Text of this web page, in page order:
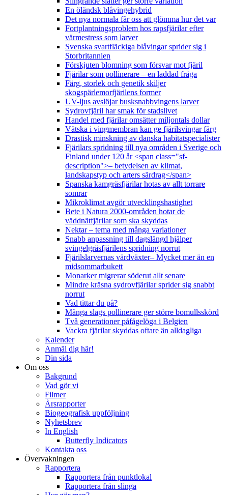
En öländsk blåvingehybrid
Det nya normala får oss att glömma hur det var
Fortplantningsproblem hos rapsfjärilar efter
värmestress som larver
Svenska svartfläckiga blåvingar sprider sig i
Storbritannien
Förskjuten blomning som försvar mot fjäril
Fjärilar som pollinerare – en laddad fråga
Färg, storlek och genetik skiljer
skogspärlemorfjärilens former
UV-ljus avslöjar busksnabbvingens larver
Sydrovfjäril har smak för stadslivet
Handel med fjärilar omsätter miljontals dollar
Vätska i vingmembran kan ge fjärilsvingar färg
Drastisk minskning av danska habitatspecialister
Fjärilars spridning till nya områden i Sverige och
Finland under 120 år <span class="sf-
description">– betydelsen av klimat,
landskapstyp och arters särdrag</span>
Spanska kamgräsfjärilar hotas av allt torrare
somrar
Mikroklimat avgör utvecklingshastighet
Bete i Natura 2000-områden hotar de
väddnätfjärilar som ska skyddas
Nektar – tema med många variationer
Snabb anpassning till dagslängd hjälper
svingelgräsfjärilens spridning norrut
Fjärilslarvernas värdväxter– Mycket mer än en
midsommarbukett
Monarker migrerar söderut allt senare
Mindre kräsna sydrovfjärilar sprider sig snabbt
norrut
Vad tittar du på?
Många slags pollinerare ger större bomullsskörd
Två generationer påfågelöga i Belgien
Vackra fjärilar skyddas oftare än alldagliga
Kalender
Anmäl dig här!
Din sida
Om oss
Bakgrund
Vad gör vi
Filmer
Årsrapporter
Biogeografisk uppföljning
Nyhetsbrev
In English
Butterfly Indicators
Kontakta oss
Övervakningen
Rapportera
Rapportera från punktlokal
Rapportera från slinga